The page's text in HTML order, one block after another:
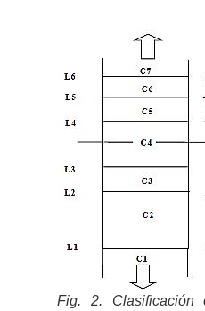
Fig. 2. Clasificación